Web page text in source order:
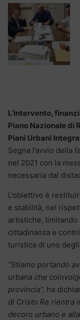
L’intervento,
Piano Nazionale di
Piani Urbani
Segna l’avvio della
nel 2021 con la
necessaria dal
L’obiettivo è
e stabilità, nel
artistiche, limitando
cittadinanza e
turistica di uno
“Stiamo portando
urbana che
provincia”, ha
di Cristo Re rientra
decoro urbano e